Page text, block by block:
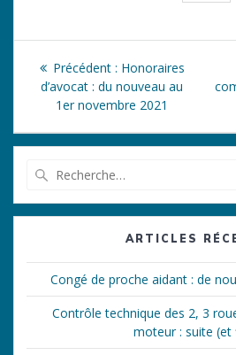
Navigation
de
l’article
Précédent : Article
précédent
:
Honoraires
d’avocat : du nouveau au
1er novembre 2021
:
ARTICLES
Congé de proche aidant : de
Contrôle technique des 2, 3
moteur : suite (et